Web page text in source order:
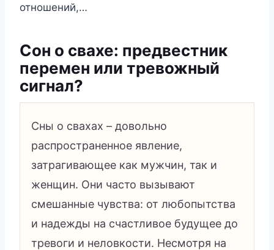
отношений,…
Сон о свахе: предвестник
перемен или тревожный
сигнал?
Сны о свахах – довольно
распространенное явление,
затрагивающее как мужчин, так и
женщин. Они часто вызывают
смешанные чувства: от любопытства
и надежды на счастливое будущее до
тревоги и неловкости. Несмотря на